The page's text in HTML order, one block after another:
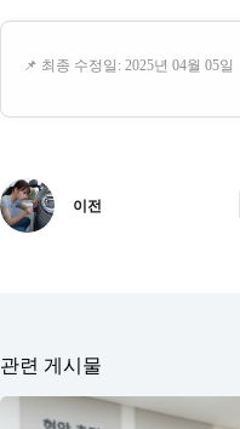
📌 최종 수정일: 2025년 04월 05일
이전
관련 게시물